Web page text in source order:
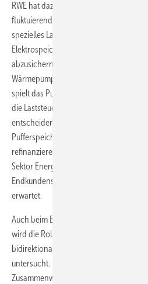
RWE hat dazu das Forschungsprojekt
fluktuierender Strom aus Windkraft- und
spezielles Lademodul bei 50 RWE-
Elektrospeicherheizungen eingespeist
abzusichern, sollen in der laufenden
Wärmepumpen virtuell in das Projekt
spielt das Pufferspeichermanagement
die Laststeuerung eingebundene
entscheidende Rolle. Die Mehrkosten
Pufferspeicher sollen sich über den
refinanzieren. Das Steuerungskonzept
Sektor Energy. Erste Ergebnisse zum
Endkundensegment werden zum Ende
erwartet.
Auch beim Bundesministerium für
wird die Rolle der Wärmepumpe im
bidirektionaler Kommunika­tionstechnik“,
untersucht. Eine Potenzialstudie soll
Zusammenwirken von fluktuierendem